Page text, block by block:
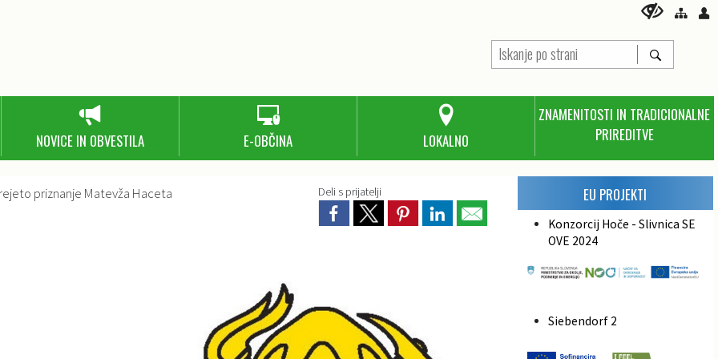
NOVICE IN OBVESTILA E-OBČINA LOKALNO
ZNAMENITOSTI IN TRADICIONALNE
PRIREDITVE
Deli s prijatelji
priznanje Matevža Haceta
EU PROJEKTI
Konzorcij Hoče - Slivnica SE
OVE 2024
Siebendorf 2